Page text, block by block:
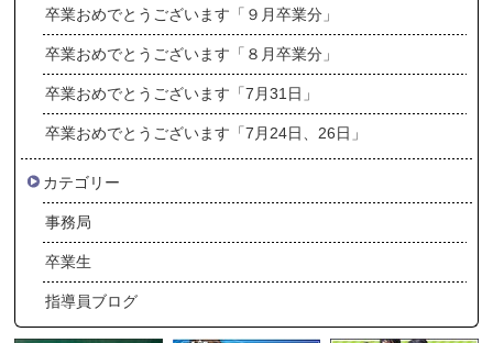
卒業おめでとうございます「９月卒業分」
卒業おめでとうございます「８月卒業分」
卒業おめでとうございます「7月31日」
卒業おめでとうございます「7月24日、26日」
カテゴリー
事務局
卒業生
指導員ブログ